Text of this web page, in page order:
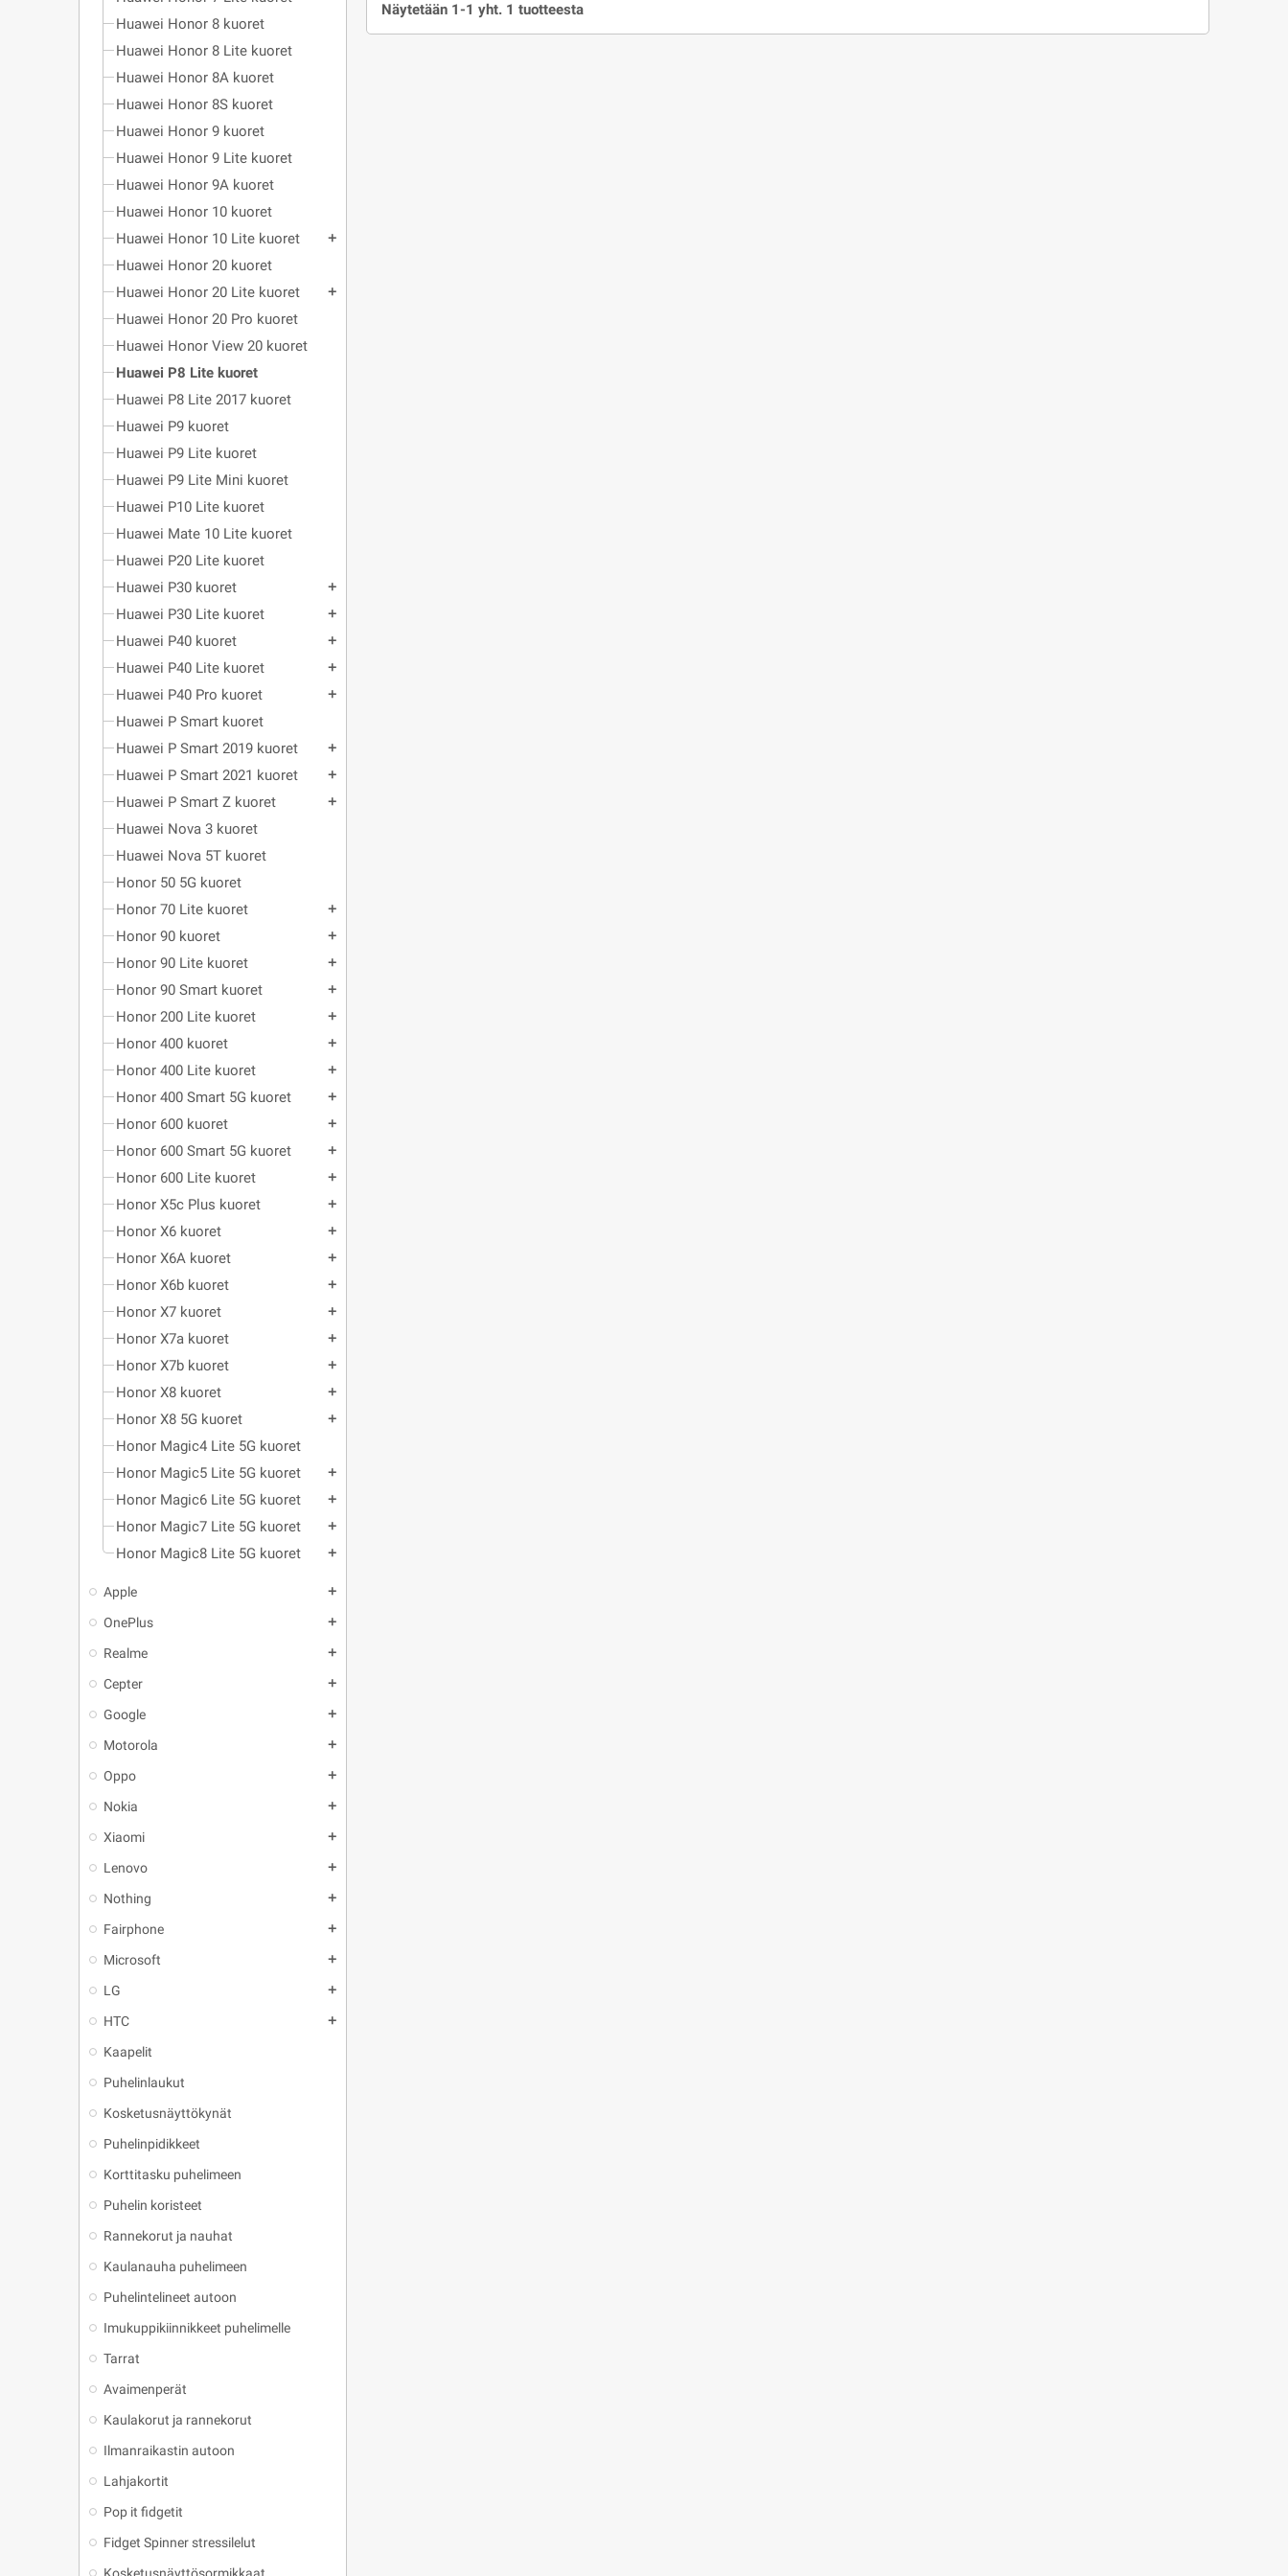
Huawei Honor 8 kuoret
Huawei Honor 8 Lite kuoret
Huawei Honor 8A kuoret
Huawei Honor 8S kuoret
Huawei Honor 9 kuoret
Huawei Honor 9 Lite kuoret
Huawei Honor 9A kuoret
Huawei Honor 10 kuoret
Huawei Honor 10 Lite kuoret
add
Huawei Honor 20 kuoret
Huawei Honor 20 Lite kuoret
add
Huawei Honor 20 Pro kuoret
Huawei Honor View 20 kuoret
Huawei P8 Lite kuoret
Huawei P8 Lite 2017 kuoret
Huawei P9 kuoret
Huawei P9 Lite kuoret
Huawei P9 Lite Mini kuoret
Huawei P10 Lite kuoret
Huawei Mate 10 Lite kuoret
Huawei P20 Lite kuoret
Huawei P30 kuoret
add
Huawei P30 Lite kuoret add
Huawei P40 kuoret add
Huawei P40 Lite kuoret add
Huawei P40 Pro kuoret add
Huawei P Smart kuoret
Huawei P Smart 2019 kuoret
add
Huawei P Smart 2021 kuoret add
Huawei P Smart Z kuoret add
Huawei Nova 3 kuoret
Huawei Nova 5T kuoret
Honor 50 5G kuoret
Honor 70 Lite kuoret
add
Honor 90 kuoret add
Honor 90 Lite kuoret add
Honor 90 Smart kuoret add
Honor 200 Lite kuoret add
Honor 400 kuoret add
Honor 400 Lite kuoret add
Honor 400 Smart 5G kuoret add
Honor 600 kuoret add
Honor 600 Smart 5G kuoret add
Honor 600 Lite kuoret add
Honor X5c Plus kuoret add
Honor X6 kuoret add
Honor X6A kuoret add
Honor X6b kuoret add
Honor X7 kuoret add
Honor X7a kuoret add
Honor X7b kuoret add
Honor X8 kuoret add
Honor X8 5G kuoret add
Honor Magic4 Lite 5G kuoret
Honor Magic5 Lite 5G kuoret
add
Honor Magic6 Lite 5G kuoret add
Honor Magic7 Lite 5G kuoret add
Honor Magic8 Lite 5G kuoret add
Apple add
OnePlus add
Realme add
Cepter add
Google add
Motorola add
Oppo add
Nokia add
Xiaomi add
Lenovo add
Nothing add
Fairphone add
Microsoft add
LG add
HTC add
Kaapelit
Puhelinlaukut
Kosketusnäyttökynät
Puhelinpidikkeet
Korttitasku puhelimeen
Puhelin koristeet
Rannekorut ja nauhat
Kaulanauha puhelimeen
Puhelintelineet autoon
Imukuppikiinnikkeet puhelimelle
Tarrat
Avaimenperät
Kaulakorut ja rannekorut
Ilmanraikastin autoon
Lahjakortit
Pop it fidgetit
Fidget Spinner stressilelut
Näytetään 1-1 yht. 1 tuotteesta